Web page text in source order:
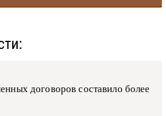
договоров составило более